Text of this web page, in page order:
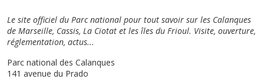
Le site officiel du Parc national pour tout savoir sur les Calanques
de Marseille, Cassis, La Ciotat et les îles du Frioul. Visite, ouverture,
réglementation, actus...
Parc national des Calanques
141 avenue du Prado